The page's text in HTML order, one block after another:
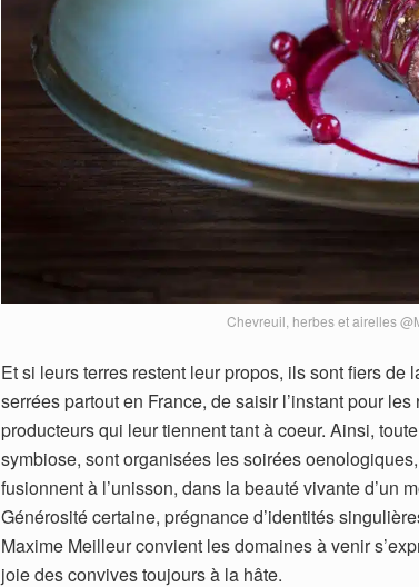
Chevreuil, herbes et airelles
Et si leurs terres restent leur propos, ils sont fiers de
serrées partout en France, de saisir l’instant pour
producteurs qui leur tiennent tant à coeur. Ainsi,
symbiose, sont organisées les soirées
fusionnent à l’unisson, dans la beauté vivante d’un
Générosité certaine, prégnance d’identités
Maxime Meilleur convient les domaines à venir
joie des convives toujours à la hâte.